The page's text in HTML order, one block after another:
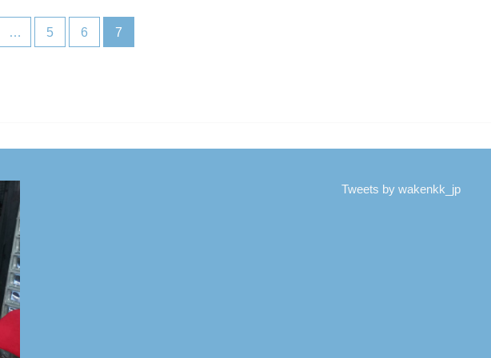
… 5 6 7
Tweets by wakenkk_jp